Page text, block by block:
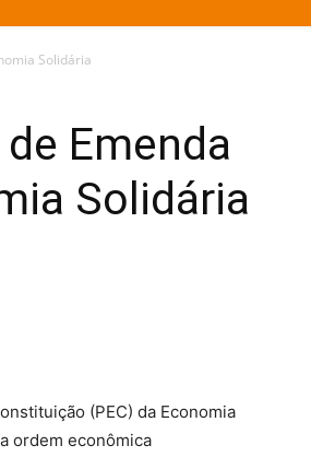
Solidária
Emenda
Solidária
(PEC) da Economia
ordem econômica